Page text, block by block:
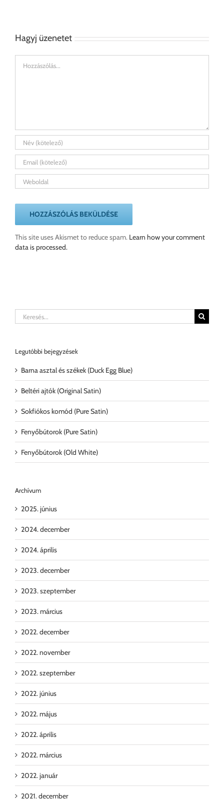
Hagyj üzenetet
This site uses Akismet to reduce spam. Learn how your comment
data is processed.
Keresés...
Legutóbbi bejegyzések
Barna asztal és székek (Duck Egg Blue)
Beltéri ajtók (Original Satin)
Sokfiókos komód (Pure Satin)
Fenyőbútorok (Pure Satin)
Fenyőbútorok (Old White)
Archívum
2025. június
2024. december
2024. április
2023. december
2023. szeptember
2023. március
2022. december
2022. november
2022. szeptember
2022. június
2022. május
2022. április
2022. március
2022. január
2021. december